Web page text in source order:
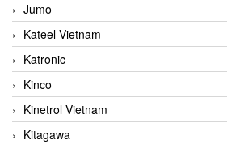
Jumo
Kateel Vietnam
Katronic
Kinco
Kinetrol Vietnam
Kitagawa